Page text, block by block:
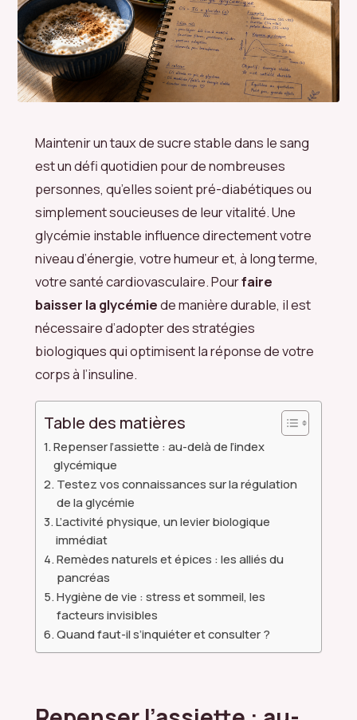
Maintenir un taux de sucre stable dans le sang
est un défi quotidien pour de nombreuses
personnes, qu’elles soient pré-diabétiques ou
simplement soucieuses de leur vitalité. Une
glycémie instable influence directement votre
niveau d’énergie, votre humeur et, à long terme,
votre santé cardiovasculaire. Pourfaire
baisser la glycémiede manière durable, il est
nécessaire d’adopter des stratégies
biologiques qui optimisent la réponse de votre
corps à l’insuline.
Table des matières
Repenser l’assiette : au-delà de l’index
glycémique
Testez vos connaissances sur la régulation
de la glycémie
L’activité physique, un levier biologique
immédiat
Remèdes naturels et épices : les alliés du
pancréas
Hygiène de vie : stress et sommeil, les
facteurs invisibles
Quand faut-il s’inquiéter et consulter ?